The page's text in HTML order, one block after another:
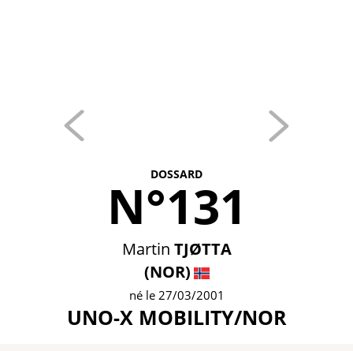
DOSSARD
N°131
Martin TJØTTA
(NOR)
né le 27/03/2001
UNO-X MOBILITY/NOR